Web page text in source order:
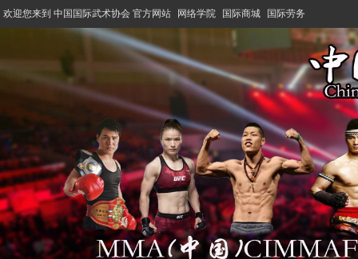
欢迎您来到 中国国际武术协会 官方网站 网络学院 国际商城 国际劳务